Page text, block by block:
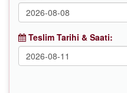
Teslim Tarihi & Saati: